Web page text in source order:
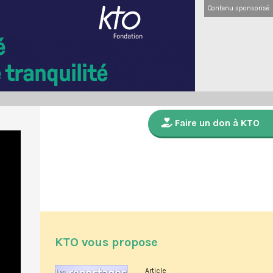
Contenu sponsorisé
Faire un don à KTO
KTO vous propose
Article